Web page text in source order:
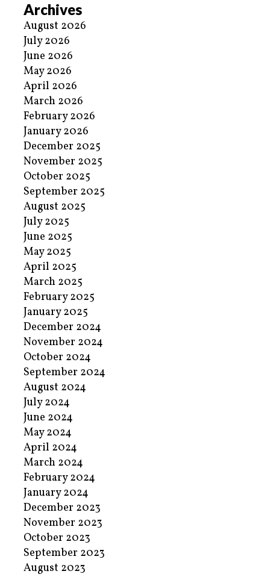
Archives
August 2026
July 2026
June 2026
May 2026
April 2026
March 2026
February 2026
January 2026
December 2025
November 2025
October 2025
September 2025
August 2025
July 2025
June 2025
May 2025
April 2025
March 2025
February 2025
January 2025
December 2024
November 2024
October 2024
September 2024
August 2024
July 2024
June 2024
May 2024
April 2024
March 2024
February 2024
January 2024
December 2023
November 2023
October 2023
September 2023
August 2023